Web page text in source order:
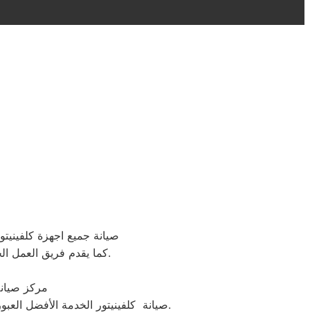
صيانة جميع اجهزة كلفينيتور
كما يقدم فريق العمل الخاص بمركز الصيانة كافة الاستشارات والمساعدات لإصلاح كافة أنواع الأضرار والأعطال في وقت قصير دون ترك أي مخلفات في المكان.
. مركز
صيانة كلفينيتور الخدمة الأفضل العبور اتصل بنا على رقم مركز صيانة كلفينيتور بالعبور الكبرى والمحافظات قطع غيار اصلية بضمان عام نرسل لك فني صيانة كلفينيتور اليوم.